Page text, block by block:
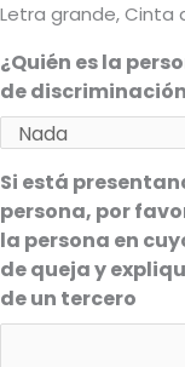
Letra grande, Cinta
¿Quién es la
de
Si está
persona, por
la persona en
de queja y
de un tercero